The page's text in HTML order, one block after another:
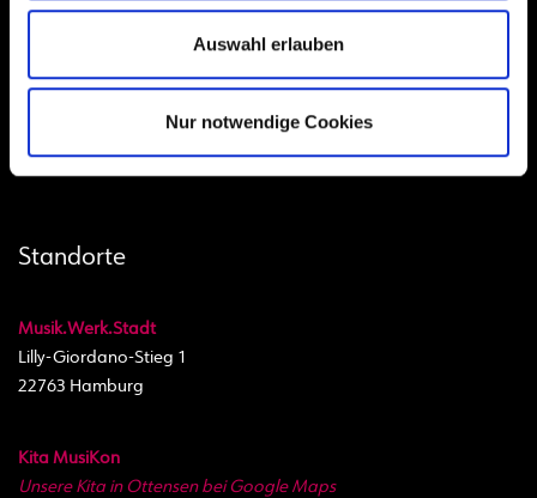
Auswahl erlauben
Nur notwendige Cookies
akademie@hhkon.de
Montag bis Freitag 8.00 bis 18.00 Uhr
Gefördert durch
Standorte
Musik.Werk.Stadt
Lilly-Giordano-Stieg 1
22763 Hamburg
Kita MusiKon
Unsere Kita in Ottensen bei Google Maps